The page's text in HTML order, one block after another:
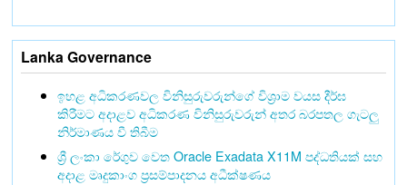
Lanka Governance
ඉහළ අධිකරණවල විනිසුරුවරුන්ගේ විශ්‍රාම වයස දීර්ඝ
කිරීමට අදාළව අධිකරණ විනිසුරුවරුන් අතර බරපතල ගැටලු
නිර්මාණය වී තිබීම
ශ්‍රී ලංකා රේගුව වෙත Oracle Exadata X11M පද්ධතියක් සහ
අදාළ මෘදුකාංග ප්‍රසම්පාදනය අධීක්ෂණය